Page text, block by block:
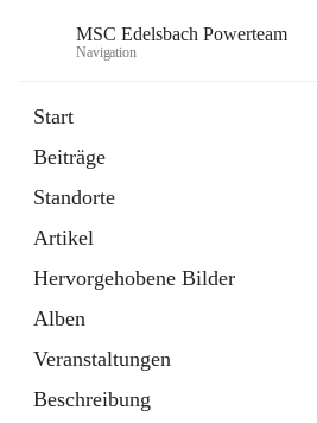
MSC Edelsbach Powerteam
Navigation
Start
Beiträge
Standorte
Artikel
Hervorgehobene Bilder
Alben
Veranstaltungen
Beschreibung
Datei
in
Tab
Unsere Modellautobahn LIVE
Artikel
öffnet
in
neuem
Tab